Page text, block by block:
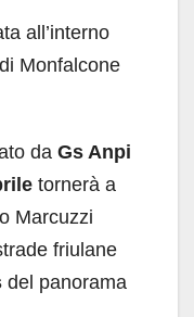
all’interno
Monfalcone
da Gs Anpi
tornerà a
Marcuzzi
friulane
del panorama